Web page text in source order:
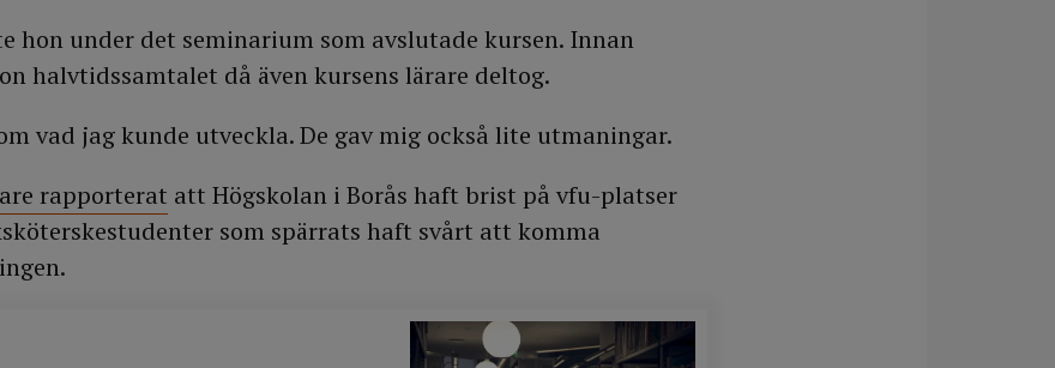
hon under det seminarium som avslutade kursen. Innan
halvtidssamtalet då även kursens lärare deltog.
vad jag kunde utveckla. De gav mig också lite utmaningar.
rapporterat att Högskolan i Borås haft brist på vfu-platser
som spärrats haft svårt att komma